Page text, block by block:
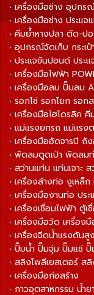
• เครื่องมือช่าง อุปกร
• เครื่องมือช่าง ประแ
• คีมย้ำหางปลา ตัด-ป
• อุปกรณ์จัดเก็บ กระเ
• ประแจขันปอนด์ ปร
• เครื่องมือไฟฟ้า
• เครื่องมือลม ปั๊มลม
• รอกโซ่ รอกโยก รอ
• เครื่องมือไฮโดรลิค
• แม่แรงยกรถ แม่แรง
• เครื่องมืออัดจารบี ถั
• พัดลมดูดเป่า พัดลม
• สว่านแท่น แท่นเจาะ
• เครื่องล้างท่อ งูเห
• เครื่องมืองานท่อ ป
• เครื่องเชื่อมไฟฟ้า ตู้
• เครื่องมือวัด เครื่อง
• เครื่องฉีดน้ำแรงดัน
• ปั๊มน้ำ ปั๊มจุ่ม ปั๊มแช่
• สลิงโพลีเยสเตอร์ ส
• เครื่องมือก่อสร้าง
• กาวอุตสาหกรรม น้ำย